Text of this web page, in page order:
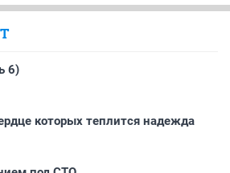
6)
которых теплится надежда